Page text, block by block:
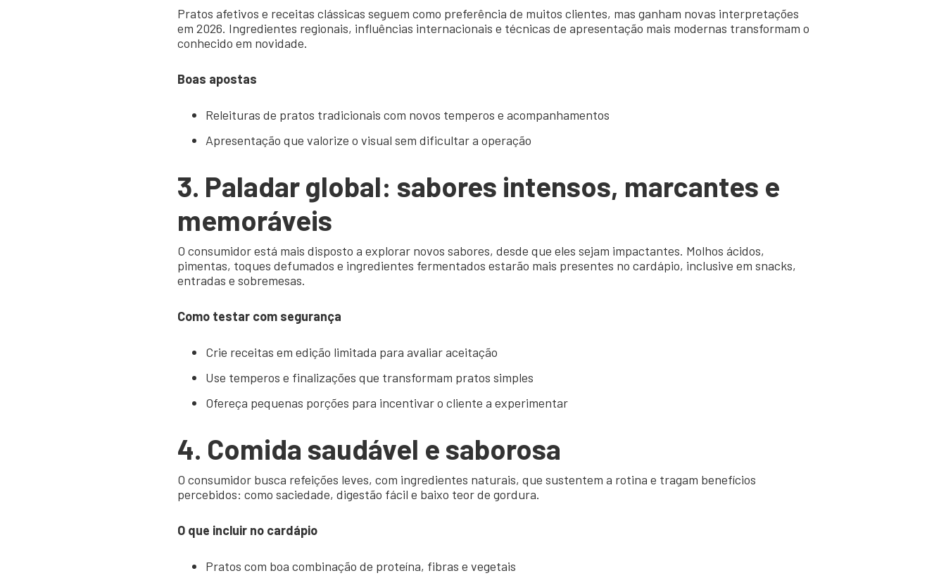
Pratos afetivos e receitas clássicas seguem como preferência de muitos clientes, mas ganham novas interpretações
em 2026. Ingredientes regionais, influências internacionais e técnicas de apresentação mais modernas transformam o
conhecido em novidade.
Boas apostas
Releituras de pratos tradicionais com novos temperos e acompanhamentos
Apresentação que valorize o visual sem dificultar a operação
3. Paladar global: sabores intensos, marcantes e
memoráveis
O consumidor está mais disposto a explorar novos sabores, desde que eles sejam impactantes. Molhos ácidos,
pimentas, toques defumados e ingredientes fermentados estarão mais presentes no cardápio, inclusive em snacks,
entradas e sobremesas.
Como testar com segurança
Crie receitas em edição limitada para avaliar aceitação
Use temperos e finalizações que transformam pratos simples
Ofereça pequenas porções para incentivar o cliente a experimentar
4. Comida saudável e saborosa
O consumidor busca refeições leves, com ingredientes naturais, que sustentem a rotina e tragam benefícios
percebidos: como saciedade, digestão fácil e baixo teor de gordura.
O que incluir no cardápio
Pratos com boa combinação de proteína, fibras e vegetais